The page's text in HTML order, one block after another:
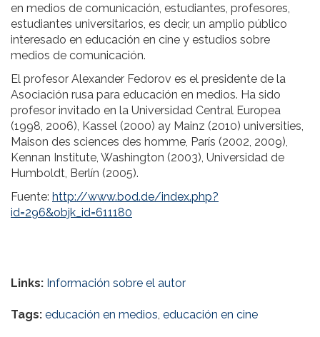
en medios de comunicación, estudiantes, profesores,
estudiantes universitarios, es decir, un amplio público
interesado en educación en cine y estudios sobre
medios de comunicación.
El profesor Alexander Fedorov es el presidente de la
Asociación rusa para educación en medios. Ha sido
profesor invitado en la Universidad Central Europea
(1998, 2006), Kassel (2000) ay Mainz (2010) universities,
Maison des sciences des homme, París (2002, 2009),
Kennan Institute, Washington (2003), Universidad de
Humboldt, Berlín (2005).
Fuente: http://www.bod.de/index.php?
id=296&objk_id=611180
Links: Información sobre el autor
Tags: educación en medios, educación en cine